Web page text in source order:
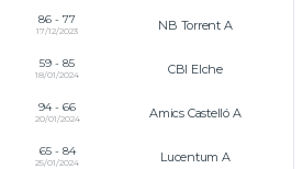
86 - 77
17/12/2023 NB Torrent A
59 - 85
18/01/2024 CBI Elche
94- 66
20/01/2024 Amics Castelló A
65- 84
25/01/2024 Lucentum A